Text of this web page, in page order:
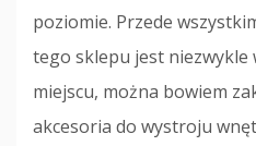
poziomie. Przede
tego sklepu jest niezwykle
miejscu, można bowiem
akcesoria do wystroju